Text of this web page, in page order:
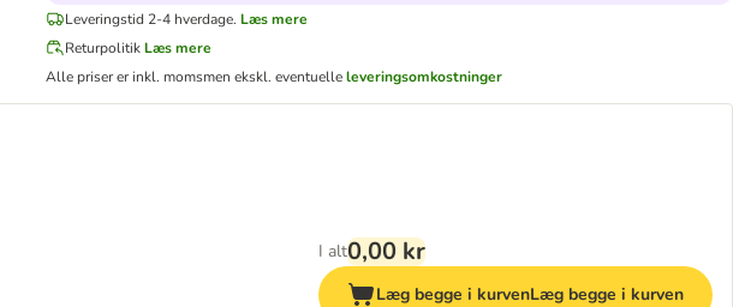
Leveringstid 2-4 hverdage. Læs mere
Returpolitik Læs mere
Alle priser er inkl. momsmen ekskl. eventuelleleveringsomkostninger
I alt0,00 kr
Læg begge i kurvenLæg begge i kurven